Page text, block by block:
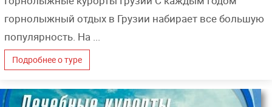
горнолыжный отдых в Грузии набирает все большую
популярность. На ...
Подробнее о туре